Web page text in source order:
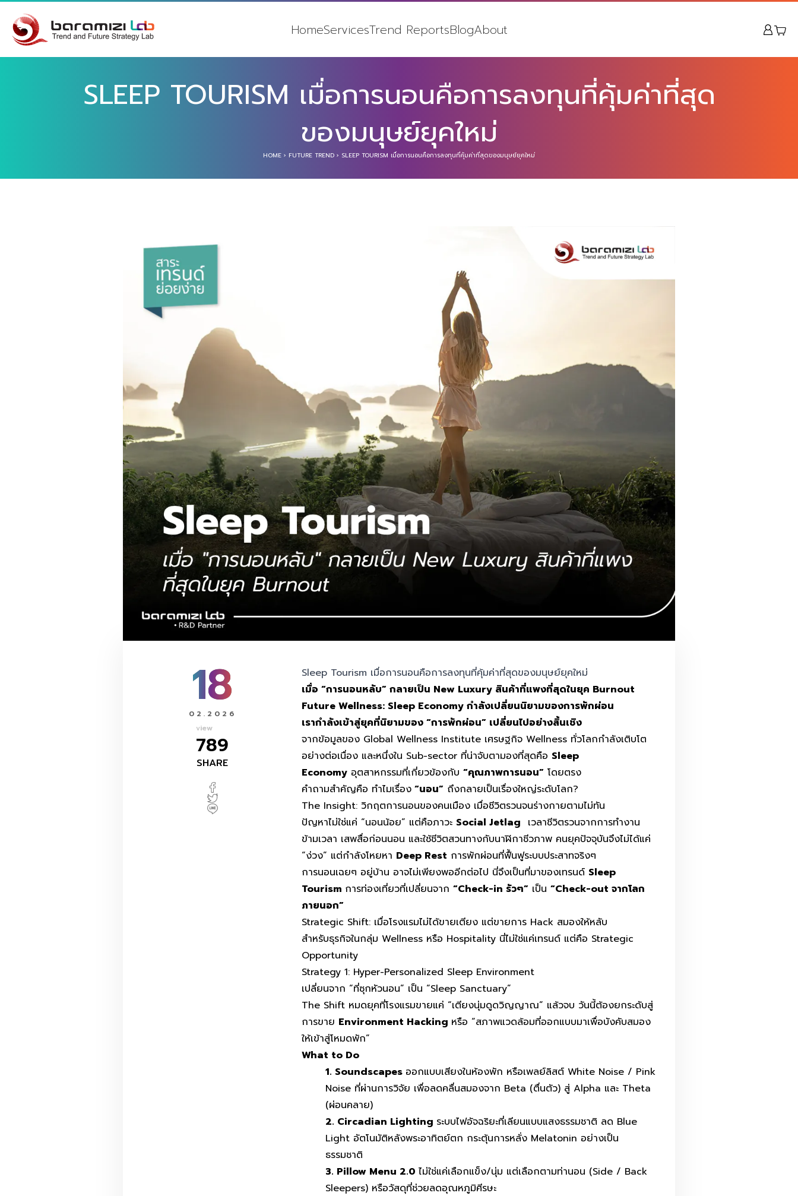
HomeServicesTrend ReportsBlogAbout
SLEEP TOURISM เมื่อการนอนคือการลงทุนที่คุ้มค่าที่สุด
ของมนุษย์ยุคใหม่
HOME › FUTURE TREND › SLEEP TOURISM เมื่อการนอนคือการลงทุนที่คุ้มค่าที่สุดของมนุษย์ยุคใหม่
18
02.2026
view
789
SHARE
Sleep Tourism เมื่อการนอนคือการลงทุนที่คุ้มค่าที่สุดของมนุษย์ยุคใหม่
เมื่อ “การนอนหลับ” กลายเป็น New Luxury สินค้าที่แพงที่สุดในยุค Burnout
Future Wellness: Sleep Economy กำลังเปลี่ยนนิยามของการพักผ่อน
เรากำลังเข้าสู่ยุคที่นิยามของ “การพักผ่อน” เปลี่ยนไปอย่างสิ้นเชิง
จากข้อมูลของ Global Wellness Institute เศรษฐกิจ Wellness ทั่วโลกกำลังเติบโต
อย่างต่อเนื่อง และหนึ่งใน Sub-sector ที่น่าจับตามองที่สุดคือ Sleep
Economy อุตสาหกรรมที่เกี่ยวข้องกับ“คุณภาพการนอน” โดยตรง
คำถามสำคัญคือ ทำไมเรื่อง “นอน” ถึงกลายเป็นเรื่องใหญ่ระดับโลก?
The Insight: วิกฤตการนอนของคนเมือง เมื่อชีวิตรวนจนร่างกายตามไม่ทัน
ปัญหาไม่ใช่แค่ “นอนน้อย” แต่คือภาวะ Social Jetlag เวลาชีวิตรวนจากการทำงาน
ข้ามเวลา เสพสื่อก่อนนอน และใช้ชีวิตสวนทางกับนาฬิกาชีวภาพ คนยุคปัจจุบันจึงไม่ได้แค่
“ง่วง” แต่กำลังโหยหา Deep Rest การพักผ่อนที่ฟื้นฟูระบบประสาทจริงๆ
การนอนเฉยๆ อยู่บ้าน อาจไม่เพียงพออีกต่อไป นี่จึงเป็นที่มาของเทรนด์ Sleep
Tourism การท่องเที่ยวที่เปลี่ยนจาก“Check-in รัวๆ” เป็น“Check-out จากโลก
ภายนอก”
Strategic Shift: เมื่อโรงแรมไม่ได้ขายเตียง แต่ขายการ Hack สมองให้หลับ
สำหรับธุรกิจในกลุ่ม Wellness หรือ Hospitality นี่ไม่ใช่แค่เทรนด์ แต่คือ Strategic
Opportunity
Strategy 1: Hyper-Personalized Sleep Environment
เปลี่ยนจาก “ที่ซุกหัวนอน” เป็น “Sleep Sanctuary”
The Shift หมดยุคที่โรงแรมขายแค่ “เตียงนุ่มดูดวิญญาณ” แล้วจบ วันนี้ต้องยกระดับสู่
การขาย Environment Hacking หรือ “สภาพแวดล้อมที่ออกแบบมาเพื่อบังคับสมอง
ให้เข้าสู่โหมดพัก”
What to Do
1. Soundscapes ออกแบบเสียงในห้องพัก หรือเพลย์ลิสต์ White Noise / Pink
Noise ที่ผ่านการวิจัย เพื่อลดคลื่นสมองจาก Beta (ตื่นตัว) สู่ Alpha และ Theta
(ผ่อนคลาย)
2. Circadian Lighting ระบบไฟอัจฉริยะที่เลียนแบบแสงธรรมชาติ ลด Blue
Light อัตโนมัติหลังพระอาทิตย์ตก กระตุ้นการหลั่ง Melatonin อย่างเป็น
ธรรมชาติ
3. Pillow Menu 2.0ไม่ใช่แค่เลือกแข็ง/นุ่ม แต่เลือกตามท่านอน (Side / Back
Sleepers) หรือวัสดุที่ช่วยลดอุณหภูมิศีรษะ